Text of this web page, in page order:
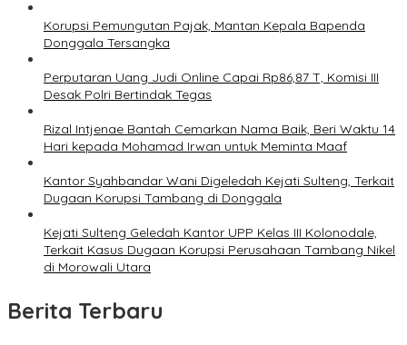
Korupsi Pemungutan Pajak, Mantan Kepala Bapenda
Donggala Tersangka
Perputaran Uang Judi Online Capai Rp86,87 T, Komisi III
Desak Polri Bertindak Tegas
Rizal Intjenae Bantah Cemarkan Nama Baik, Beri Waktu 14
Hari kepada Mohamad Irwan untuk Meminta Maaf
Kantor Syahbandar Wani Digeledah Kejati Sulteng, Terkait
Dugaan Korupsi Tambang di Donggala
Kejati Sulteng Geledah Kantor UPP Kelas III Kolonodale,
Terkait Kasus Dugaan Korupsi Perusahaan Tambang Nikel
di Morowali Utara
Berita Terbaru